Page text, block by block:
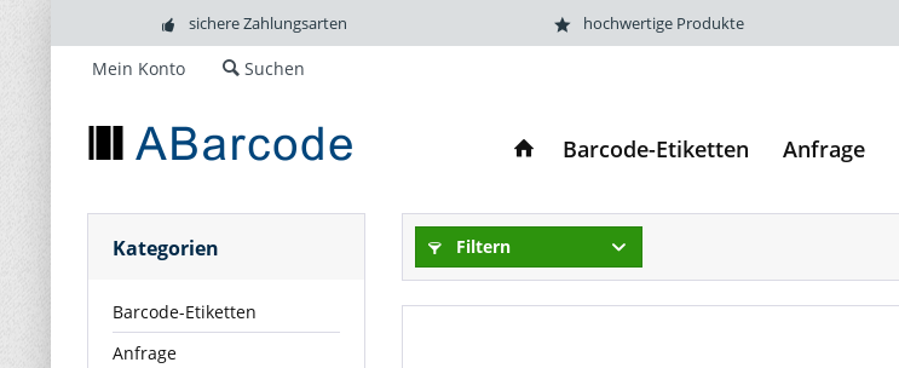
sichere Zahlungsarten hochwertige Produkte
Mein Konto Suchen
Barcode-Etiketten Anfrage
Kategorien
Barcode-Etiketten
Anfrage
Filtern